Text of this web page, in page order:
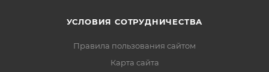
УСЛОВИЯ СОТРУДНИЧЕСТВА
Правила пользования сайтом
Карта сайта